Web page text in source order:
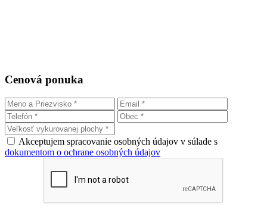
Cenová ponuka
Akceptujem spracovanie osobných údajov v súlade s
dokumentom o ochrane osobných údajov